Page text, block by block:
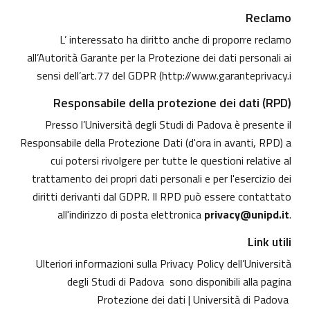
Reclamo
L’ interessato ha diritto anche di proporre reclamo
all’Autorità Garante per la Protezione dei dati personali ai
sensi dell’art.77 del GDPR (http://www.garanteprivacy.i
Responsabile della protezione dei dati (RPD)
Presso l’Università degli Studi di Padova è presente il
Responsabile della Protezione Dati (d'ora in avanti, RPD) a
cui potersi rivolgere per tutte le questioni relative al
trattamento dei propri dati personali e per l'esercizio dei
diritti derivanti dal GDPR. Il RPD può essere contattato
all'indirizzo di posta elettronica privacy@unipd.it.
Link utili
Ulteriori informazioni sulla Privacy Policy dell’Università
degli Studi di Padova sono disponibili alla pagina
Protezione dei dati | Università di Padova